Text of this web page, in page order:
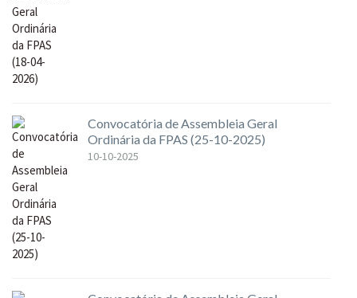
Convocatória de Assembleia Geral
Ordinária da FPAS (25-10-2025)
10-10-2025